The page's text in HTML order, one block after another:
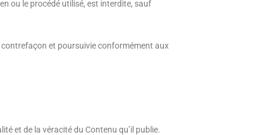
ou le procédé utilisé, est interdite, sauf
contrefaçon et poursuivie conformément aux
et de la véracité du Contenu qu’il publie.